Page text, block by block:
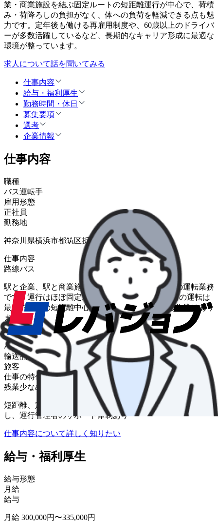
業・商業施設を結ぶ固定ルートの短距離運行が中心で、荷積
み・荷降ろしの負担がなく、体への負荷を軽減できる点も魅
力です。定年後も働ける再雇用制度や、60歳以上のドライバ
ーが多数活躍しているなど、長期的なキャリア形成に最適な
環境が整っています。
求人について話を聞いてみる
仕事内容
給与・福利厚生
勤務時間・休日
募集要項
選考
企業情報
仕事内容
職種
バス運転手
雇用形態
正社員
勤務地
神奈川県横浜市都筑区折本町2033
仕事内容
路線バス
駅と企業、駅と商業施設を結ぶ定期シャトルバスの運転業務
です。運行はほぼ固定ルート・定時ダイヤで、1回の運転は
最長約40分の短距離中心です。荷積み・荷降ろし作業はあり
ません。
車種
バス
輸送品目
旅客
仕事の特色
残業少なめ
短距離、定時ダイヤ、残業なし、荷積み・荷降ろし作業な
し、運行管理者のサポート体制あり
仕事内容について詳しく知りたい
給与・福利厚生
給与形態
月給
給与
月給 300,000円〜335,000円